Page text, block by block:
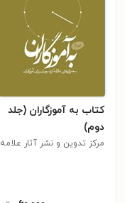
کتاب به آموزگاران (جلد
دوم)
مرکز تدوین و نشر آثار علامه